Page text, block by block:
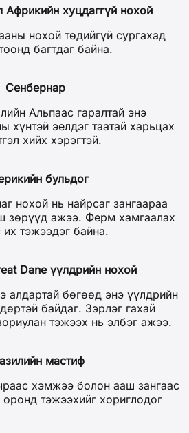
Африкийн хуцдаггүй нохой
нохой төдийгүй сургахад
багтдаг байна.
Сенбернар
Альпаас гаралтай энэ
хүнтэй эелдэг таатай харьцах
хийх хэрэгтэй.
бульдог
нохой нь найрсаг зангаараа
зөрүүд ажээ. Ферм хамгаалах
их тэжээдэг байна.
Dane үүлдрийн нохой
алдартай бөгөөд энэ үүлдрийн
байдаг. Зэрлэг гахай
тэжээх нь элбэг ажээ.
мастиф
хэмжээ болон ааш зангаас
тэжээхийг хориглодог